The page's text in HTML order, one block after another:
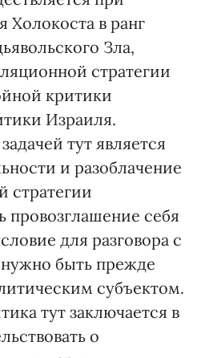
Холокоста в ранг
Зла,
стратегии
критики
Израиля.
тут является
и разоблачение
стратегии
провозглашение себя
для разговора с
нужно быть прежде
субъектом.
тут заключается в
о